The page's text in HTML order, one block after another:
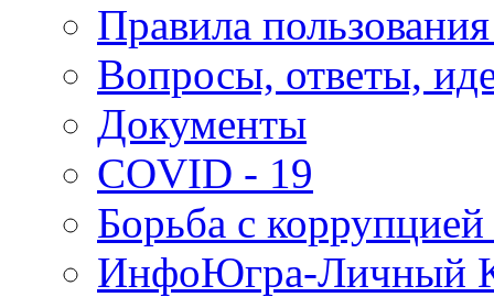
Правила
Вопросы, ответы,
Документы
COVID - 19
Борьба с
ИнфоЮгра-Личный